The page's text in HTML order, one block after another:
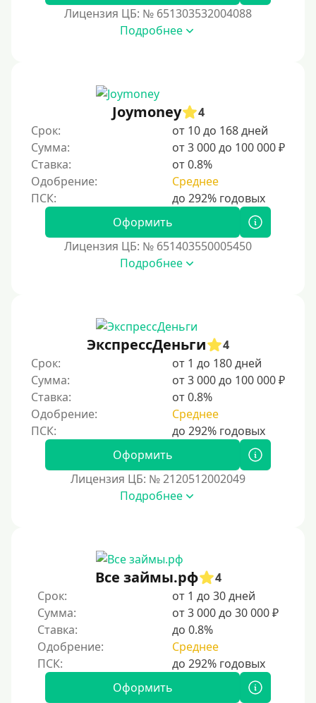
Лицензия ЦБ: № 651303532004088
Подробнее
Joymoney
4
Срок:
от 10 до 168 дней
Сумма:
от 3 000 до 100 000 ₽
Ставка:
от 0.8%
Одобрение:
Среднее
Оформить
Лицензия ЦБ: № 651403550005450
Подробнее
ЭкспрессДеньги
4
Срок:
от 1 до 180 дней
Сумма:
от 3 000 до 100 000 ₽
Ставка:
от 0.8%
Одобрение:
Среднее
Оформить
Лицензия ЦБ: № 2120512002049
Подробнее
Все займы.рф
4
Срок:
от 1 до 30 дней
Сумма:
от 3 000 до 30 000 ₽
Ставка:
до 0.8%
Одобрение:
Среднее
Оформить